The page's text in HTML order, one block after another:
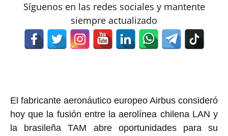
Síguenos en las redes sociales y mantente
siempre actualizado
El fabricante aeronáutico europeo Airbus consideró
hoy que la fusión entre la aerolínea chilena LAN y
la brasileña TAM abre oportunidades para su